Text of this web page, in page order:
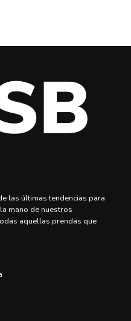
las últimas tendencias para
mano de nuestros
aquellas prendas que